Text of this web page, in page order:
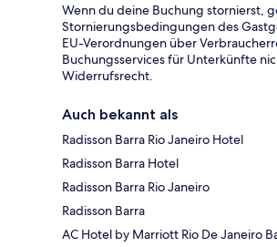
Wenn du deine Buchung stornierst,
Stornierungsbedingungen des
EU-Verordnungen über
Buchungsservices für Unterkünfte
Widerrufsrecht.
Auch bekannt als
Radisson Barra Rio Janeiro Hotel
Radisson Barra Hotel
Radisson Barra Rio Janeiro
Radisson Barra
AC Hotel by Marriott Rio De Janeiro